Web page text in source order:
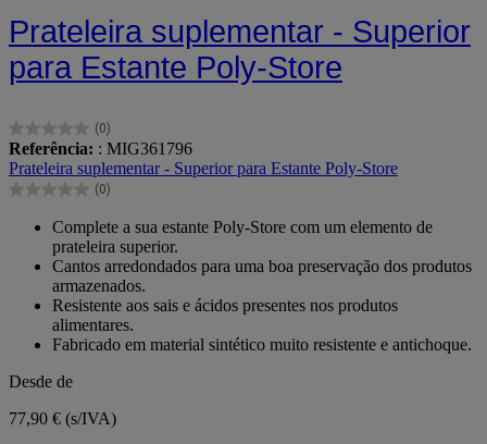
Prateleira suplementar - Superior
para Estante Poly-Store
(0)
0.0
em
5
estrelas.
Referência: : MIG361796
Prateleira suplementar - Superior para Estante Poly-Store
(0)
0.0
estrelas.
Complete a sua estante Poly-Store com um elemento de
prateleira superior.
Cantos arredondados para uma boa preservação dos produtos
armazenados.
Resistente aos sais e ácidos presentes nos produtos
alimentares.
Fabricado em material sintético muito resistente e antichoque.
Desde de
77,90 € (s/IVA)